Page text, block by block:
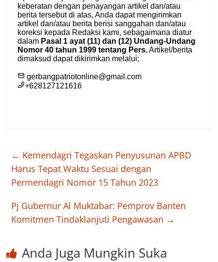
← Kemendagri Tegaskan Penyusunan APBD
Harus Tepat Waktu Sesuai dengan
Permendagri Nomor 15 Tahun 2023
Pj Gubernur Al Muktabar: Pemprov Banten
Komitmen Tindaklanjuti Pengawasan →
Anda Juga Mungkin Suka